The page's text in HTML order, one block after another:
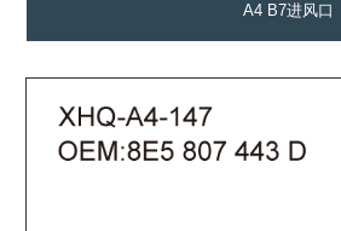
A4 B7进风口